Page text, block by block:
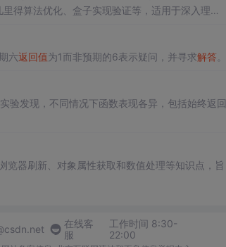
得算法优化、盒子实现验证等，适用于深入理解
六返回值为1而非预期的6表示疑问，并寻求解答。
验发现，不同情况下函数表现各异，包括始终返回
览器刷新、对象属性获取和数值处理等知识点，旨
在线客
服
工作时间 8:30-
22:00